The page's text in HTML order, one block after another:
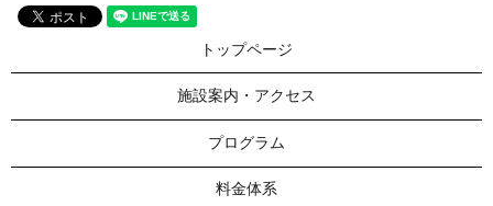
トップページ
施設案内・アクセス
プログラム
料金体系